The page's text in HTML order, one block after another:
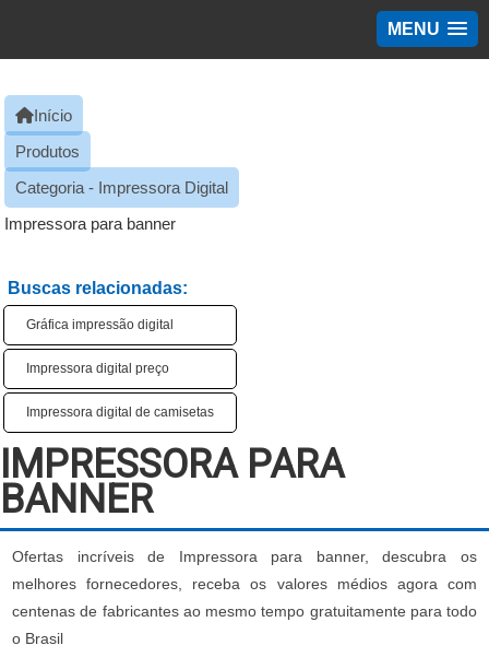
MENU
Início
Produtos
Categoria - Impressora Digital
Impressora para banner
Buscas relacionadas:
Gráfica impressão digital
Impressora digital preço
Impressora digital de camisetas
IMPRESSORA PARA
BANNER
Ofertas incríveis de Impressora para banner, descubra os
melhores fornecedores, receba os valores médios agora com
centenas de fabricantes ao mesmo tempo gratuitamente para todo
o Brasil